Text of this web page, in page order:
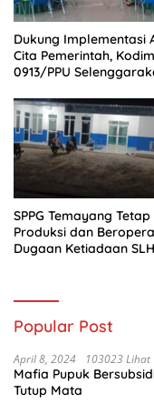
Dukung Implementasi
Cita Pemerintah, Kodim
0913/PPU
SPPG Temayang Tetap
Produksi dan
Dugaan Ketiadaan
Popular Post
April 8, 2024 103023 Lihat
Mafia Pupuk
Tutup Mata